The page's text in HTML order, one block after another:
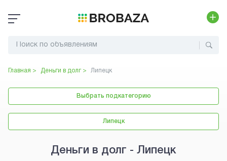
Главная > Деньги в долг> Липецк
Выбрать подкатегорию
Липецк
Деньги в долг - Липецк